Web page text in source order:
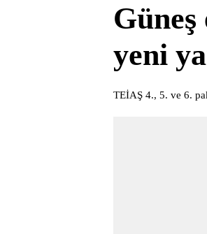
yeni
TEİAŞ 4., 5. ve 6.